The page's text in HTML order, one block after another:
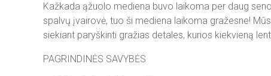
Kažkada ąžuolo mediena buvo laikoma per daug
spalvų įvairovė, tuo ši mediena laikoma gražesne!
siekiant paryškinti gražias detales, kurios kiekvieną
PAGRINDINĖS SAVYBĖS